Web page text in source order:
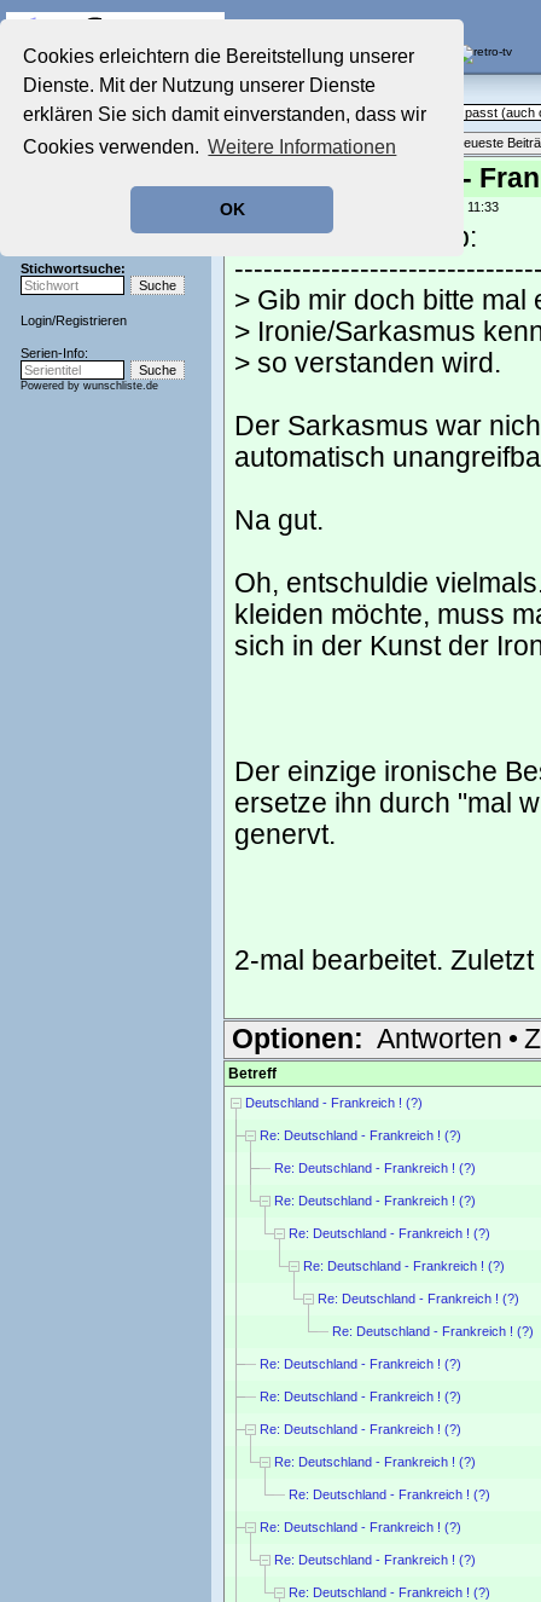
Cookies erleichtern die Bereitstellung unserer
Dienste. Mit der Nutzung unserer Dienste
erklären Sie sich damit einverstanden, dass wir
Cookies verwenden. Weitere Informationen
OK
Startseite
Aktuelles Forum
Film-Forum
Zeichentrick-Forum
Stichwortsuche:
Login/Registrieren
Serien-Info:
Powered by wunschliste.de
Sendeschluss!
Off Topic - Alles, was woanders nicht passt (auch
Themenübersicht • Neues Thema Neueste
Re: Deutschland -
geschrieben von: , 08.07.26 11:33
DerLötkolb schrieb:
> Gib mir doch bitte mal
> Ironie/Sarkasmus
> so verstanden wird.
Der Sarkasmus war
automatisch
Na gut.
Oh, entschuldie
kleiden möchte, muss
sich in der Kunst der
Der einzige ironische
ersetze ihn durch "mal
genervt.
2-mal bearbeitet.
Optionen: Antworten •
Betreff
Deutschland - Frankreich ! (?)
Re: Deutschland - Frankreich ! (?)
Re: Deutschland - Frankreich ! (?)
Re: Deutschland - Frankreich ! (?)
Re: Deutschland - Frankreich ! (?)
Re: Deutschland - Frankreich ! (?)
Re: Deutschland - Frankreich ! (?)
Re: Deutschland - Frankreich ! (?)
Re: Deutschland - Frankreich ! (?)
Re: Deutschland - Frankreich ! (?)
Re: Deutschland - Frankreich ! (?)
Re: Deutschland - Frankreich ! (?)
Re: Deutschland - Frankreich ! (?)
Re: Deutschland - Frankreich ! (?)
Re: Deutschland - Frankreich ! (?)
Re: Deutschland - Frankreich ! (?)